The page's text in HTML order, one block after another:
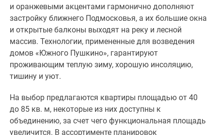
того,
покупатели
могут
подобрать
квартиру
предчистовой
отделкой
или
без
отделки.
и оранжевыми акцентами гармонично дополняют
застройку ближнего Подмосковья, а их большие окна
и открытые балконы выходят на реку и лесной
массив. Технологии, примененные для возведения
домов «Южного Пушкино», гарантируют
проживающим теплую зиму, хорошую инсоляцию,
тишину и уют.
На выбор предлагаются квартиры площадью от 40
до 85 кв. м, некоторые из них доступны к
объединению, за счет чего функциональная площадь
увеличится. В ассортименте планировок